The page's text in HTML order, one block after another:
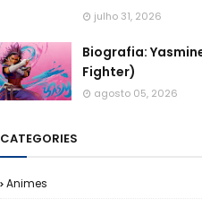
julho 31, 2026
Biografia:
Fighter)
agosto 05, 2026
CATEGORIES
Animes